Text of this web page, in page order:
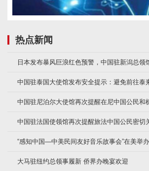
热点新闻
日本发布暴风巨浪红色预警，中国驻新潟总领
中国驻泰国大使馆发布安全提示：避免前往泰
中国驻尼泊尔大使馆再次提醒在尼中国公民和
中国驻法国使领馆再次提醒旅法中国公民密切
“感知中国—中美民间友好音乐故事会”在美举办
大马驻纽约总领事履新 侨界办晚宴欢迎